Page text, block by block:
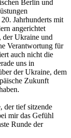
Berlin und
Jahrhunderts mit
angerichtet
der Ukraine und
Verantwortung für
auch nicht die
uns in
der Ukraine, dem
Zukunft
der tief sitzende
mir das Gefühl
Runde der